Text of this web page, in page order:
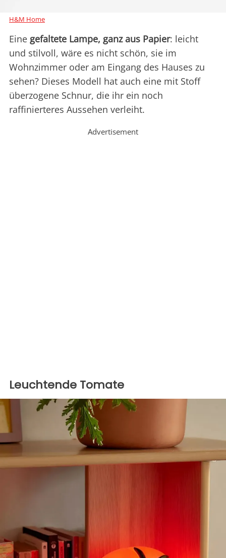
H&M Home
Eine gefaltete Lampe, ganz aus Papier: leicht
und stilvoll, wäre es nicht schön, sie im
Wohnzimmer oder am Eingang des Hauses zu
sehen? Dieses Modell hat auch eine mit Stoff
überzogene Schnur, die ihr ein noch
raffinierteres Aussehen verleiht.
Advertisement
Leuchtende Tomate